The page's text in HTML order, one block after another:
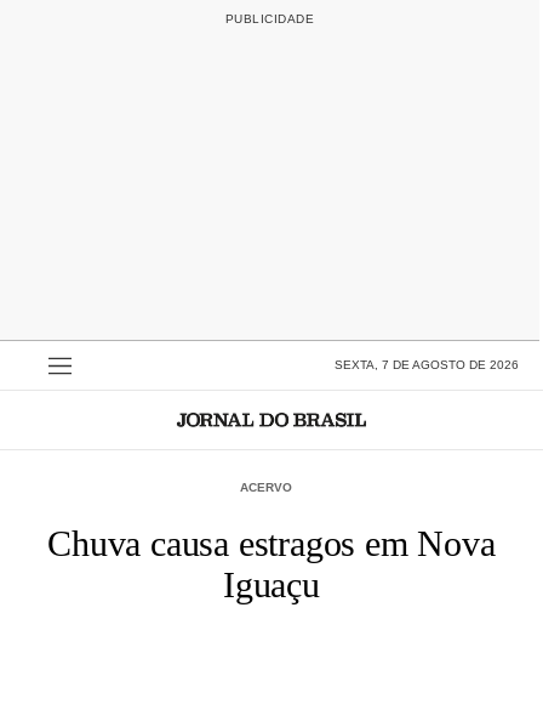
SEXTA, 7 DE AGOSTO DE 2026
ACERVO
Chuva causa estragos em Nova
Iguaçu